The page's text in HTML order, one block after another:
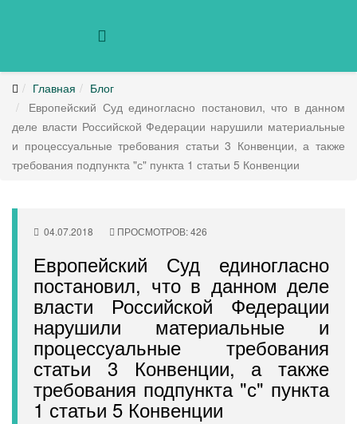
Главная
Блог
Европейский Суд единогласно постановил, что в данном
деле власти Российской Федерации нарушили материальные
и процессуальные требования статьи 3 Конвенции, а также
требования подпункта "с" пункта 1 статьи 5 Конвенции
04.07.2018 ПРОСМОТРОВ: 426
Европейский Суд единогласно
постановил, что в данном деле
власти Российской Федерации
нарушили материальные и
процессуальные требования
статьи 3 Конвенции, а также
требования подпункта "с" пункта
1 статьи 5 Конвенции